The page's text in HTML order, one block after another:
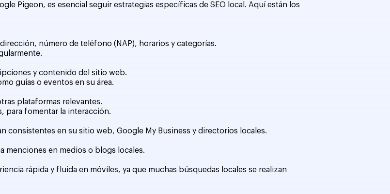
Pigeon, es esencial seguir estrategias específicas de SEO local. Aquí están los
número de teléfono (NAP), horarios y categorías.
y contenido del sitio web.
guías o eventos en su área.
plataformas relevantes.
para fomentar la interacción.
consistentes en su sitio web, Google My Business y directorios locales.
menciones en medios o blogs locales.
rápida y fluida en móviles, ya que muchas búsquedas locales se realizan